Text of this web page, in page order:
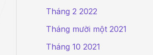
Tháng 2 2022
Tháng mười một 2021
Tháng 10 2021